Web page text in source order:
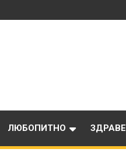
ЛЮБОПИТНО ЗДРАВЕ